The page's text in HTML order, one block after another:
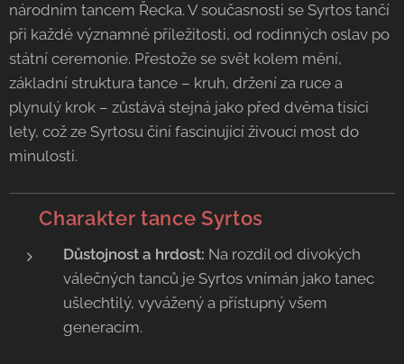
národním tancem Řecka. V současnosti se Syrtos tančí
při každé významné příležitosti, od rodinných oslav po
státní ceremonie. Přestože se svět kolem mění,
základní struktura tance – kruh, držení za ruce a
plynulý krok – zůstává stejná jako před dvěma tisíci
lety, což ze Syrtosu činí fascinující živoucí most do
minulosti.
💃 Charakter tance Syrtos
Důstojnost a hrdost: Na rozdíl od divokých
válečných tanců je Syrtos vnímán jako tanec
ušlechtilý, vyvážený a přístupný všem
generacím.